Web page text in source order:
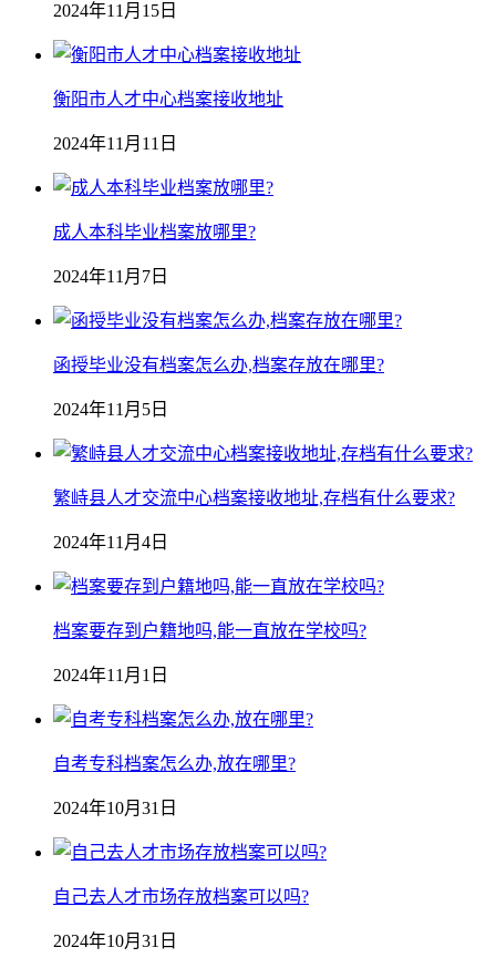
2024年11月15日
衡阳市人才中心档案接收地址
2024年11月11日
成人本科毕业档案放哪里?
2024年11月7日
函授毕业没有档案怎么办,档案存放在哪里?
2024年11月5日
繁峙县人才交流中心档案接收地址,存档有什么要求?
2024年11月4日
档案要存到户籍地吗,能一直放在学校吗?
2024年11月1日
自考专科档案怎么办,放在哪里?
2024年10月31日
自己去人才市场存放档案可以吗?
2024年10月31日